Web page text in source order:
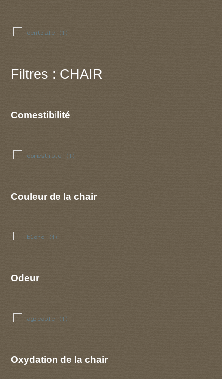
centrale (1)
Filtres : CHAIR
Comestibilité
comestible (1)
Couleur de la chair
blanc (1)
Odeur
agreable (1)
Oxydation de la chair